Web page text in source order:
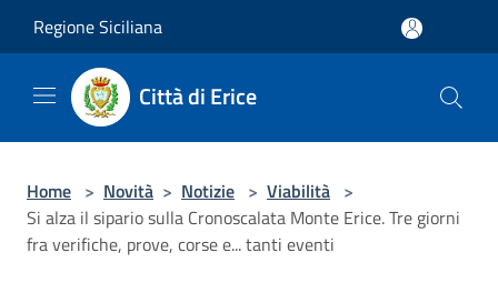
Regione Siciliana
Città di Erice
Home > Novità > Notizie > Viabilità >
Si alza il sipario sulla Cronoscalata Monte Erice. Tre giorni
fra verifiche, prove, corse e... tanti eventi